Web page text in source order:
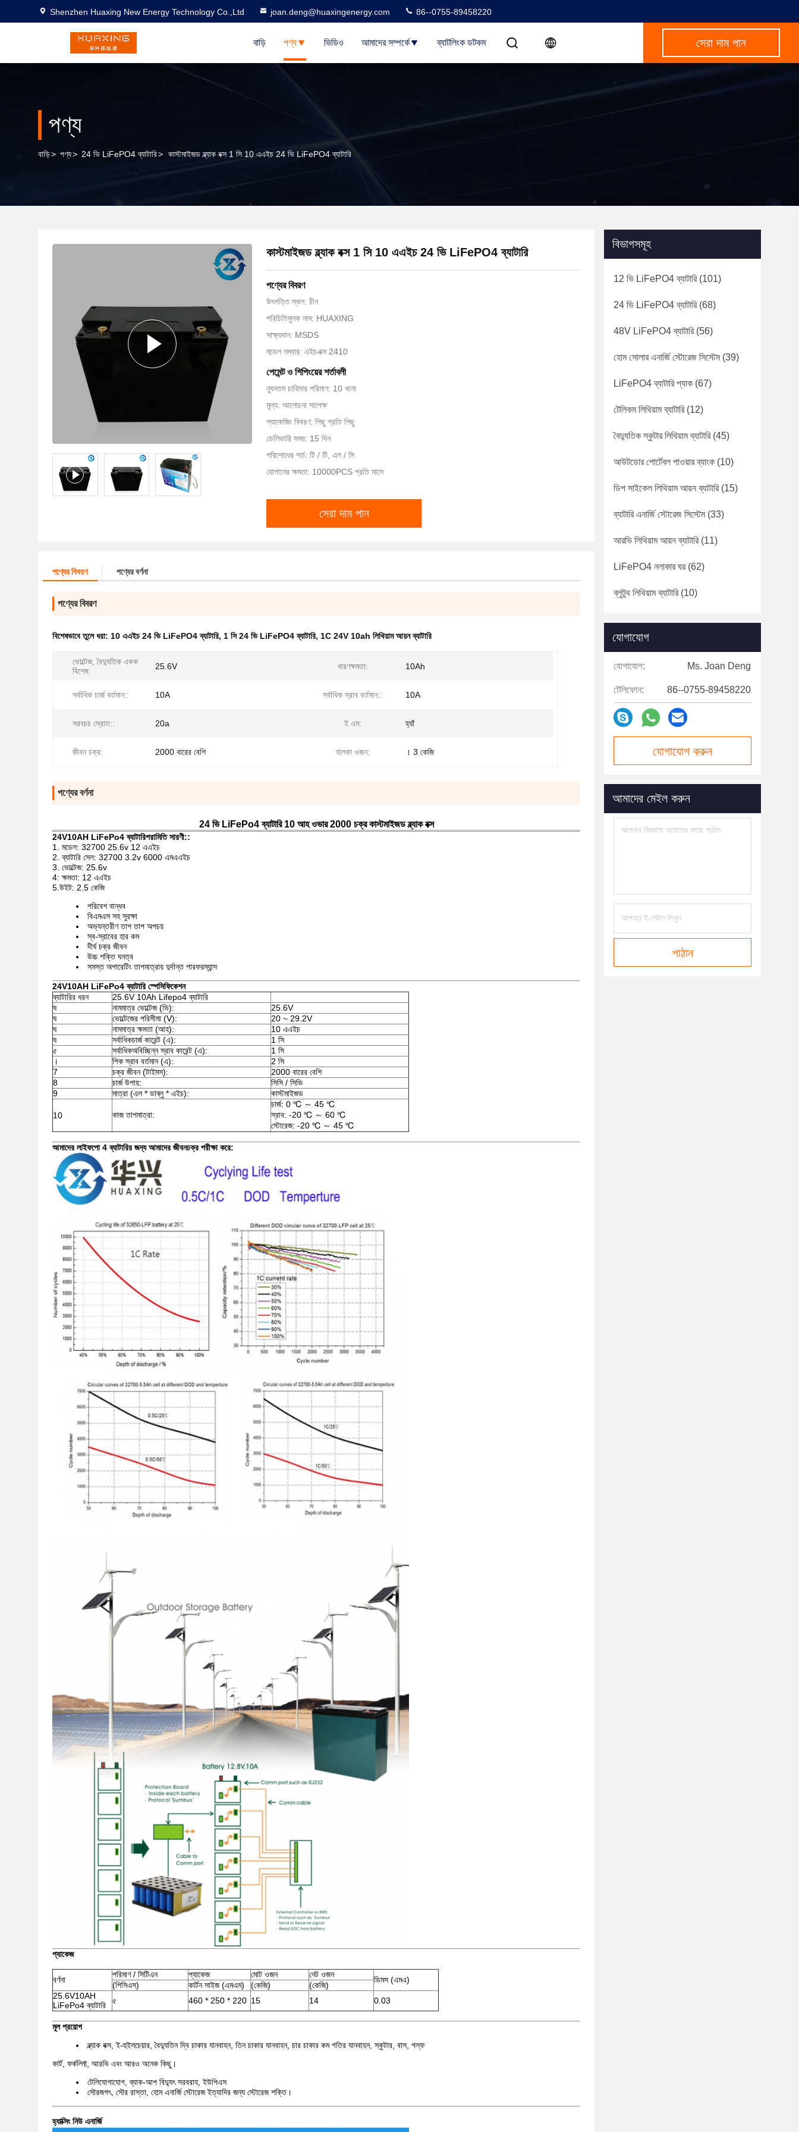
Shenzhen Huaxing New Energy Technology Co.,Ltd joan.deng@huaxingenergy.com 86--0755-89458220
বাড়ি পণ্য ভিডিও আমাদের সম্পর্কে ব্যাটলিংক ডটকম সেরা দাম পান
পণ্য
বাড়ি> পণ্য> 24 ভি LiFePO4 ব্যাটারি> কাস্টমাইজড ব্ল্যাক বক্স 1 সি 10 এএইচ 24 ভি LiFePO4 ব্যাটারি
কাস্টমাইজড ব্ল্যাক বক্স 1 সি 10 এএইচ 24 ভি LiFePO4 ব্যাটারি
পণ্যের বিবরণ
উৎপত্তি স্থল: চীন
পরিচিতিমুলক নাম: HUAXING
সাক্ষ্যদান: MSDS
মডেল নম্বার: এইচএক্স 2410
পেমেন্ট ও শিপিংয়ের শর্তাবলী
ন্যূনতম চাহিদার পরিমাণ: 10 খানা
মূল্য: আলোচনা সাপেক্ষ
প্যাকেজিং বিবরণ: পিছু প্রতি পিছু
ডেলিভারি সময়: 15 দিন
পরিশোধের শর্ত: টি / টি, এল / সি
যোগানের ক্ষমতা: 10000PCS প্রতি মাসে
সেরা দাম পান
পণ্যের বিবরণ পণ্যের বর্ণনা
পণ্যের বিবরণ
বিশেষভাবে তুলে ধরা: 10 এএইচ 24 ভি LiFePO4 ব্যাটারি, 1 সি 24 ভি LiFePO4 ব্যাটারি, 1C 24V 10ah লিথিয়াম আয়ন ব্যাটারি
ভোল্টেজ, বৈদ্যুতিক একক
বিশেষ:
25.6V ধারণক্ষমতা: 10Ah
সর্বাধিক চার্জ বর্তমান:: 10A সর্বাধিক স্রাব বর্তমান:: 10A
সরবচচ স্রোত:: 20a ই এম: হ্যাঁ
জীবন চক্র: 2000 বারের বেশি হালকা ওজন: । 3 কেজি
পণ্যের বর্ণনা
24 ভি LiFePo4 ব্যাটারি 10 আহ ওভার 2000 চক্র কাস্টমাইজড ব্ল্যাক বক্স
24V10AH LiFePo4 ব্যাটারিপরামিতি সারণী::
1. মডেল: 32700 25.6v 12 এএইচ
2. ব্যাটারি সেল: 32700 3.2v 6000 এমএএইচ
3. ভোল্টেজ: 25.6v
4: ক্ষমতা: 12 এএইচ
5.উইট: 2.5 কেজি
পরিবেশ বান্ধব
বিএমএস সহ সুরক্ষা
অভ্যন্তরীণ তাপ তাপ অপচয়
স্ব-স্রাবের হার কম
দীর্ঘ চক্র জীবন
উচ্চ শক্তি ঘনত্ব
সমস্ত অপারেটিং তাপমাত্রায় দুর্দান্ত পারফরম্যান্স
24V10AH LiFePo4 ব্যাটারি স্পেসিফিকেশন
ব্যাটারির ধরন
25.6V 10Ah Lifepo4 ব্যাটারি
ঘ
নামমাত্র ভোল্টেজ (ভি):
25.6V
ঘ
ভোল্টেজের পরিসীমা (V):
20 ~ 29.2V
ঘ
নামমাত্র ক্ষমতা (আহ):
10 এএইচ
ঘ
সর্বাধিকচার্জ কারেন্ট (এ):
1 সি
৫
সর্বাধিকঅবিচ্ছিন্ন স্রাব কারেন্ট (এ):
1 সি
।
পিক স্রাব বর্তমান (এ):
2 সি
7
চক্র জীবন (টাইমস):
2000 বারের বেশি
8
চার্জ উপায়:
সিসি / সিভি
9
মাত্রা (এল * ডাব্লু * এইচ): কাস্টমাইজড
10 কাজ তাপমাত্রা:
চার্জ: 0 ℃ ～ 45 ℃
স্রাব: -20 ℃ ～ 60 ℃
স্টোরেজ: -20 ℃ ～ 45 ℃
আমাদের লাইফপো 4 ব্যাটারির জন্য আমাদের জীবনচক্র পরীক্ষা করে:
প্যাকেজ
বর্ণনা
পরিমাণ / সিটিএন প্যাকেজ মোট ওজন নেট ওজন
ডিমস (এমএ)
(পিসিএস) কার্টন সাইজ (এমএম) (কেজি)
(কেজি)
25.6V10AH
LiFePo4 ব্যাটারি
৫ 460 * 250 * 220 15 14 0.03
মূল প্রয়োগ
ব্ল্যাক বক্স, ই-হুইলচেয়ার, বৈদ্যুতিন দ্বি চাকার যানবাহন, তিন চাকার যানবাহন, চার চাকার কম গতির যানবাহন, স্কুটার, বাস, গল্ফ
কার্ট, ফর্কলিফ্ট, আরভি এবং আরও অনেক কিছু।
টেলিযোগাযোগ, ব্যাক-আপ বিদ্যুৎ সরবরাহ, ইউপিএস
সৌরজগৎ, সৌর রাস্তা, হোম এনার্জি স্টোরেজ ইত্যাদির জন্য স্টোরেজ শক্তি।
হ্যাক্সিং নিউ এনার্জি
বিভাগসমূহ
12 ভি LiFePO4 ব্যাটারি(101)
24 ভি LiFePO4 ব্যাটারি(68)
48V LiFePO4 ব্যাটারি(56)
হোম সোলার এনার্জি স্টোরেজ সিস্টেম(39)
LiFePO4 ব্যাটারি প্যাক (67)
টেলিকম লিথিয়াম ব্যাটারি(12)
বৈদ্যুতিক স্কুটার লিথিয়াম ব্যাটারি(45)
আউটডোর পোর্টেবল পাওয়ার ব্যাংক (10)
ডিপ সাইকেল লিথিয়াম আয়ন ব্যাটারি(15)
ব্যাটারি এনার্জি স্টোরেজ সিস্টেম(33)
আরভি লিথিয়াম আয়ন ব্যাটারি(11)
LiFePO4 নলাকার ঘর(62)
ব্লুটুথ লিথিয়াম ব্যাটারি(10)
যোগাযোগ
যোগাযোগ: Ms. Joan Deng
টেলিফোন: 86--0755-89458220
যোগাযোগ করুন
আমাদের মেইল ​​করুন
পাঠান